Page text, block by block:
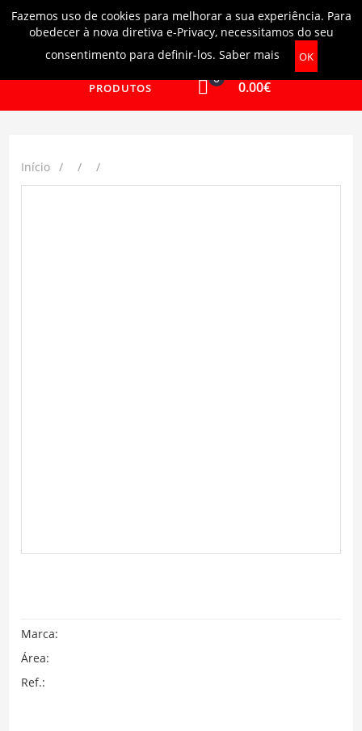
Fazemos uso de cookies para melhorar a sua experiência. Para
obedecer à nova diretiva e-Privacy, necessitamos do seu
consentimento para definir-los. Saber mais OK
Login| Ajuda
PRODUTOS
0
0.00€
Início
Marca:
Área:
Ref.: